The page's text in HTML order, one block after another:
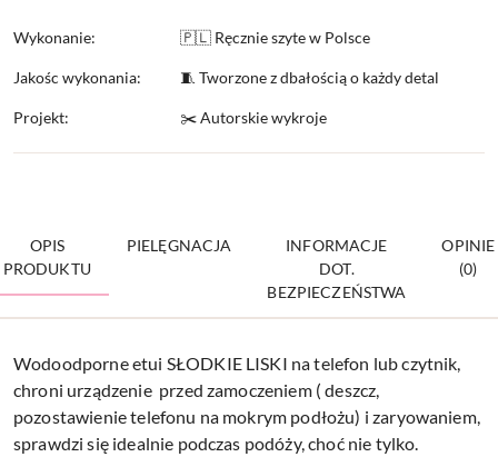
Wykonanie: 🇵🇱 Ręcznie szyte w Polsce
Jakośc wykonania: 🧵 Tworzone z dbałością o każdy detal
Projekt: ✂️ Autorskie wykroje
OPIS
PRODUKTU
PIELĘGNACJA
INFORMACJE
DOT.
BEZPIECZEŃSTWA
OPINIE
(0)
Wodoodporne etui SŁODKIE LISKI na telefon lub czytnik,
chroni urządzenie przed zamoczeniem ( deszcz,
pozostawienie telefonu na mokrym podłożu) i zaryowaniem,
sprawdzi się idealnie podczas podóży, choć nie tylko.